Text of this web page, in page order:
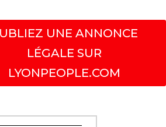
UNE ANNONCE
LÉGALE SUR
LYONPEOPLE.COM